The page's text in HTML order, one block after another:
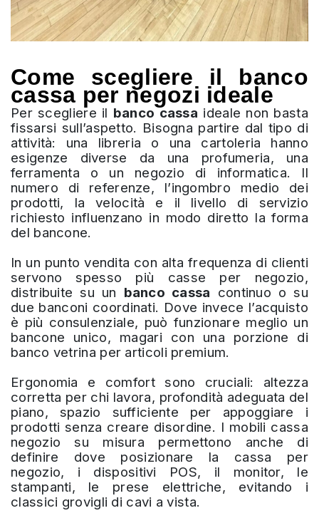
Come scegliere il banco
cassa per negozi ideale
Per scegliere il banco cassa ideale non basta
fissarsi sull’aspetto. Bisogna partire dal tipo di
attività: una libreria o una cartoleria hanno
esigenze diverse da una profumeria, una
ferramenta o un negozio di informatica. Il
numero di referenze, l’ingombro medio dei
prodotti, la velocità e il livello di servizio
richiesto influenzano in modo diretto la forma
del bancone.
In un punto vendita con alta frequenza di clienti
servono spesso più casse per negozio,
distribuite su un banco cassa continuo o su
due banconi coordinati. Dove invece l’acquisto
è più consulenziale, può funzionare meglio un
bancone unico, magari con una porzione di
banco vetrina per articoli premium.
Ergonomia e comfort sono cruciali: altezza
corretta per chi lavora, profondità adeguata del
piano, spazio sufficiente per appoggiare i
prodotti senza creare disordine. I mobili cassa
negozio su misura permettono anche di
definire dove posizionare la cassa per
negozio, i dispositivi POS, il monitor, le
stampanti, le prese elettriche, evitando i
classici grovigli di cavi a vista.